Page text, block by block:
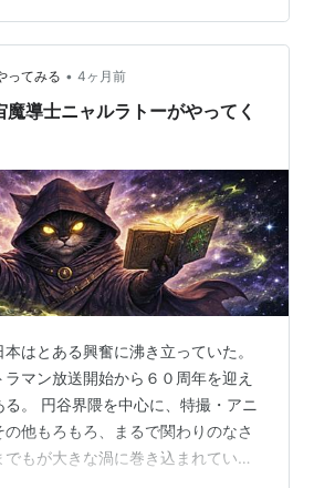
＊・＊・＊ ねこ森町では端午の節句
たちがスピードを競い、滝を登って
が行われますし。 レースの後には
ている大イベントがあります。 フラ
生した龍の…
ってみる • 4ヶ月前
魔導士ニャルラトーがやってく
はとある興奮に沸き立っていた。
マン放送開始から６０周年を迎え
。 円谷界隈を中心に、特撮・アニ
の他もろもろ、まるで関わりのなさ
もが大きな渦に巻き込まれてい